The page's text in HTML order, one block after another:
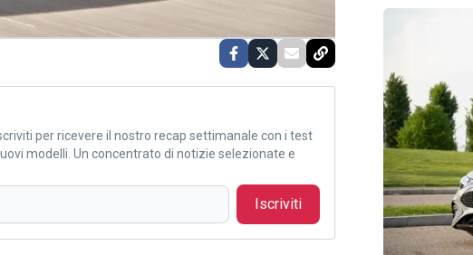
per ricevere il nostro recap settimanale con i test
modelli. Un concentrato di notizie selezionate e
Iscriviti